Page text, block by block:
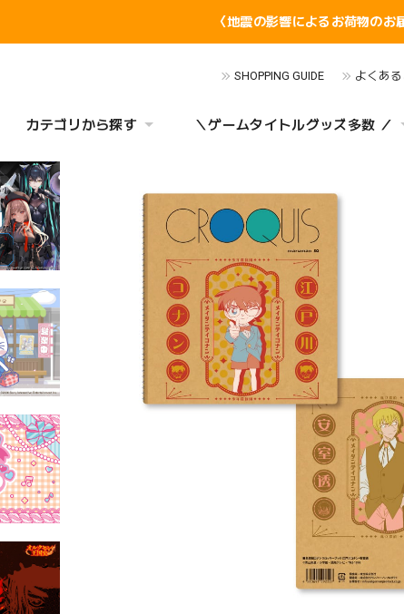
〈地震の影響によるお荷物のお
SHOPPING GUIDE よくあ
カテゴリから探す ＼ゲームタイトルグッズ多数 ／